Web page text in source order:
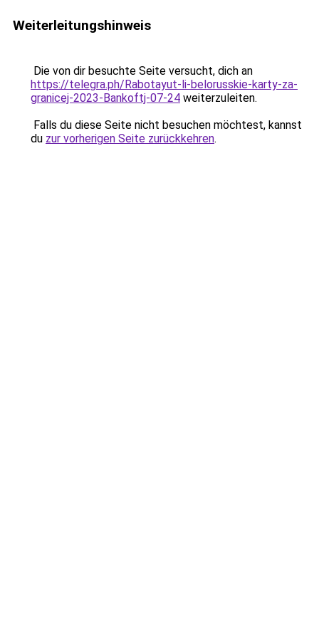
Weiterleitungshinweis
Die von dir besuchte Seite versucht, dich an
https://telegra.ph/Rabotayut-li-belorusskie-karty-za-
granicej-2023-Bankoftj-07-24 weiterzuleiten.
Falls du diese Seite nicht besuchen möchtest, kannst
du zur vorherigen Seite zurückkehren.